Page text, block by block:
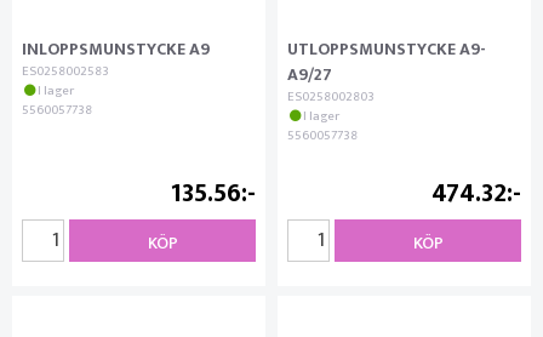
INLOPPSMUNSTYCKE A9
ES0258002583
I lager
5560057738
135.56
KÖP
UTLOPPSMUNSTYCKE A9-
A9/27
ES0258002803
I lager
5560057738
474.32
KÖP